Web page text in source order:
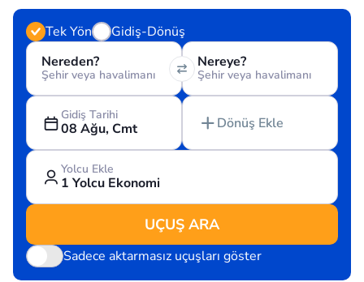
Tek Yön
Gidiş-Dönüş
Nereden?
Şehir veya havalimanı
Nereye?
Şehir veya havalimanı
Gidiş Tarihi
08 Ağu, Cmt Dönüş Ekle
Yolcu Ekle
1 Yolcu Ekonomi
UÇUŞ ARA
Sadece aktarmasız uçuşları göster